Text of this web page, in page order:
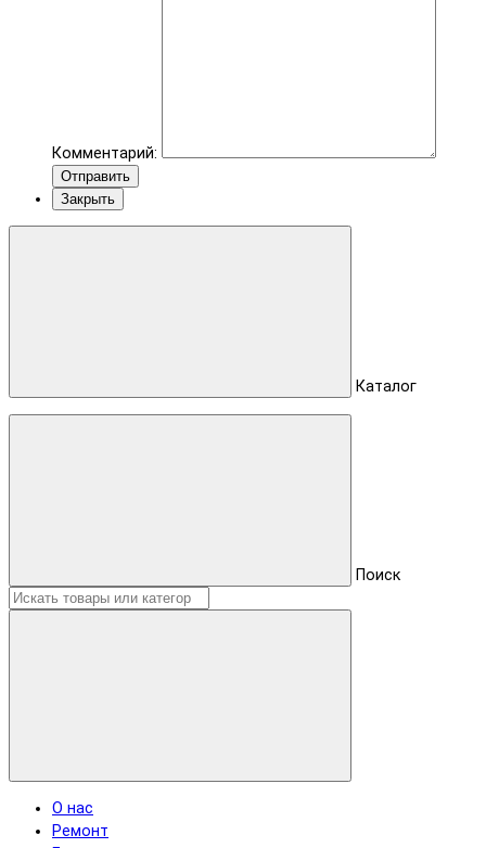
Комментарий:
Отправить
Закрыть
Каталог
Поиск
О нас
Ремонт